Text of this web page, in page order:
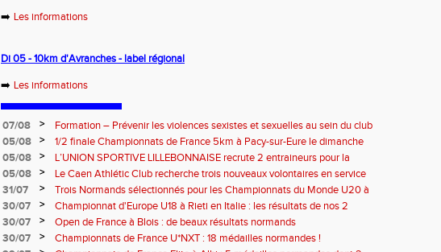
➡️ Les informations
Di 05 - 10km d'Avranches - label régional
➡️ Les informations
07/08 >
Formation – Prévenir les violences sexistes et sexuelles au sein du club
: le 26 septembre 2026
05/08 >
1/2 finale Championnats de France 5km à Pacy-sur-Eure le dimanche
13 septembre 2026 : les informations
05/08 >
L’UNION SPORTIVE LILLEBONNAISE recrute 2 entraineurs pour la
rentrée 2026
05/08 >
Le Caen Athlétic Club recherche trois nouveaux volontaires en service
civique à compter de septembre 2026
31/07 >
Trois Normands sélectionnés pour les Championnats du Monde U20 à
Eugene !
30/07 >
Championnat d'Europe U18 à Rieti en Italie : les résultats de nos 2
normands
30/07 >
Open de France à Blois : de beaux résultats normands
30/07
>
Championnats de France U*NXT : 18 médailles normandes !